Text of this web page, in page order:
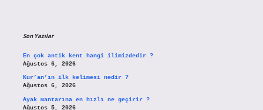
Son Yazılar
En çok antik kent hangi ilimizdedir ?
Ağustos 6, 2026
Kur’an’ın ilk kelimesi nedir ?
Ağustos 6, 2026
Ayak mantarına en hızlı ne geçirir ?
Ağustos 5, 2026